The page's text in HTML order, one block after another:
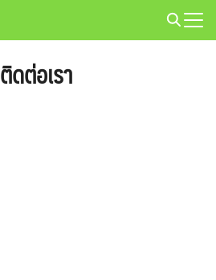
ติดต่อเรา